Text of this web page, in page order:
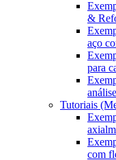
&
aço
para
Tutoriais
com